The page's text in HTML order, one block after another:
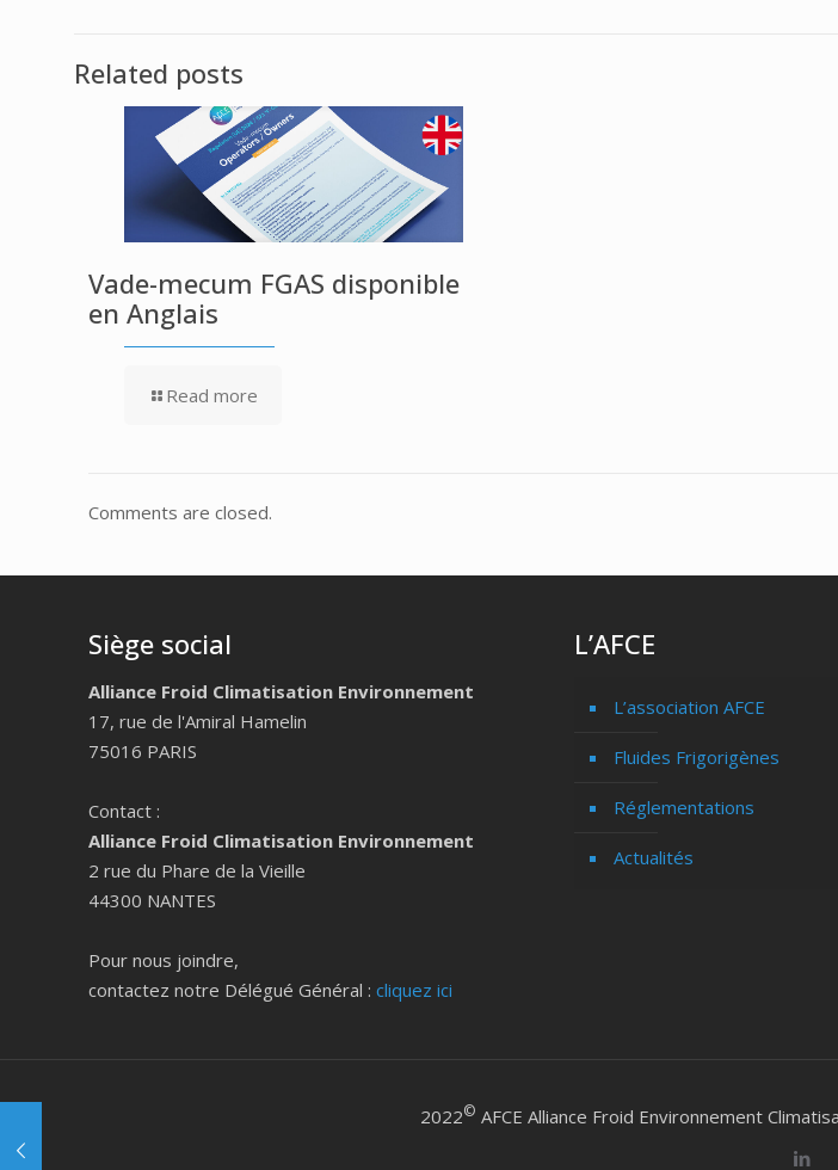
Related posts
Vade-mecum FGAS disponible
en Anglais
Read more
Comments are closed.
Siège social
Alliance Froid Climatisation Environnement
17, rue de l'Amiral Hamelin
75016 PARIS
Contact :
Alliance Froid Climatisation Environnement
2 rue du Phare de la Vieille
44300 NANTES
Pour nous joindre,
contactez notre Délégué Général : cliquez ici
L’AFCE
L’association AFCE
Fluides Frigorigènes
Réglementations
Actualités
2022© AFCE Alliance Froid Environnement